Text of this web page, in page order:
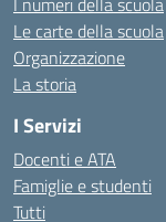
Le carte della scuola
Organizzazione
La storia
I Servizi
Docenti e ATA
Famiglie e studenti
Tutti